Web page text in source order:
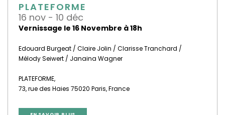
PLATEFORME
16 nov - 10 déc
Vernissage le 16 Novembre à 18h
Edouard Burgeat / Claire Jolin / Clarisse Tranchard /
Mélody Seiwert / Janaina Wagner
PLATEFORME,
73, rue des Haies 75020 Paris, France